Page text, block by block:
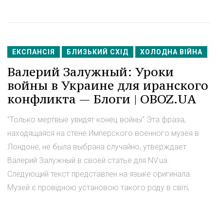
ЕКСПАНСІЯ БЛИЗЬКИЙ СХІД ХОЛОДНА ВІЙНА
Валерий Залужный: Уроки
войны в Украине для иранского
конфликта — Блоги | OBOZ.UA
"Только мертвые увидят конец войны" Эта фраза,
находящаяся на стене Имперского военного музея в
Лондоне, не была выбрана случайно, утверждает
Валерий Залужный в своей статье для NV.ua.
Следующий текст представлен на языке оригинала.
Музей є провідною установою такого роду в світі,